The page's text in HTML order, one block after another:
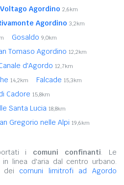
Voltago Agordino 2,6km
Agordino 3,2km
Gosaldo 9,0km
Tomaso Agordino 12,2km
d'Agordo 12,7km
14,2km Falcade 15,3km
Cadore 15,8km
Santa Lucia 18,8km
Gregorio nelle Alpi 19,6km
i comuni confinanti. Le
linea d'aria dal centro urbano.
dei comuni limitrofi ad Agordo